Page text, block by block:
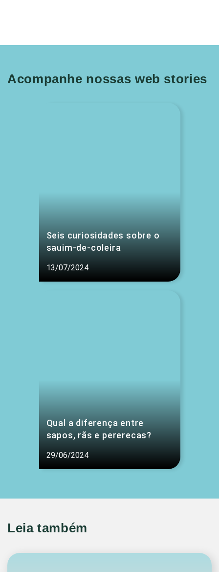
Acompanhe nossas web stories
Seis curiosidades sobre o
sauim-de-coleira
13/07/2024
Qual a diferença entre
sapos, rãs e pererecas?
29/06/2024
Leia também